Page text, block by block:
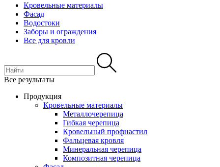
Кровельные материалы
Фасад
Водостоки
Заборы и ограждения
Все для кровли
Все результаты
Продукция
Кровельные материалы
Металлочерепица
Гибкая черепица
Кровельный профнастил
Фальцевая кровля
Минеральная черепица
Композитная черепица